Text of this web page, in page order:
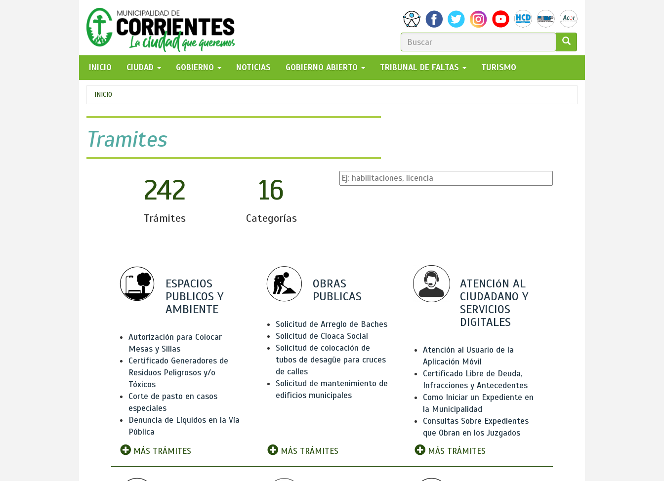
FORMULARIO
DE
BÚSQUEDA
GO!
INICIO
CIUDAD GOBIERNO NOTICIAS GOBIERNO ABIERTO TRIBUNAL DE FALTAS TURISMO
Se
encuentra
usted
aquí
INICIO
Tramites
242
Trámites
16
Categorías
ESPACIOS
PUBLICOS Y
AMBIENTE
Autorización para Colocar
Mesas y Sillas
Certificado Generadores de
Residuos Peligrosos y/o
Tóxicos
Corte de pasto en casos
especiales
Denuncia de Líquidos en la Vía
Pública
MÁS TRÁMITES
OBRAS
PUBLICAS
Solicitud de Arreglo de Baches
Solicitud de Cloaca Social
Solicitud de colocación de
tubos de desagüe para cruces
de calles
Solicitud de mantenimiento de
edificios municipales
MÁS TRÁMITES
ATENCIóN AL
CIUDADANO Y
SERVICIOS
DIGITALES
Atención al Usuario de la
Aplicación Móvil
Certificado Libre de Deuda,
Infracciones y Antecedentes
Como Iniciar un Expediente en
la Municipalidad
Consultas Sobre Expedientes
que Obran en los Juzgados
MÁS TRÁMITES